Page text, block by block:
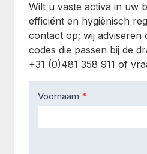
Wilt u vaste activa in uw
efficiënt en hygiënisch
contact op; wij adviseren
codes die passen bij de
+31 (0)481 358 911 of
Contact
Us
Voornaam *